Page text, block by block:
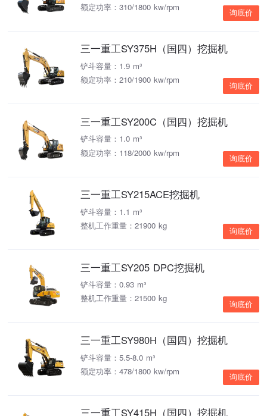
额定功率：310/1800 kw/rpm
询底价
三一重工SY375H（国四）挖掘机
铲斗容量：1.9 m³
额定功率：210/1900 kw/rpm
询底价
三一重工SY200C（国四）挖掘机
铲斗容量：1.0 m³
额定功率：118/2000 kw/rpm
询底价
三一重工SY215ACE挖掘机
铲斗容量：1.1 m³
整机工作重量：21900 kg
询底价
三一重工SY205 DPC挖掘机
铲斗容量：0.93 m³
整机工作重量：21500 kg
询底价
三一重工SY980H（国四）挖掘机
铲斗容量：5.5-8.0 m³
额定功率：478/1800 kw/rpm
询底价
三一重工SY415H（国四）挖掘机